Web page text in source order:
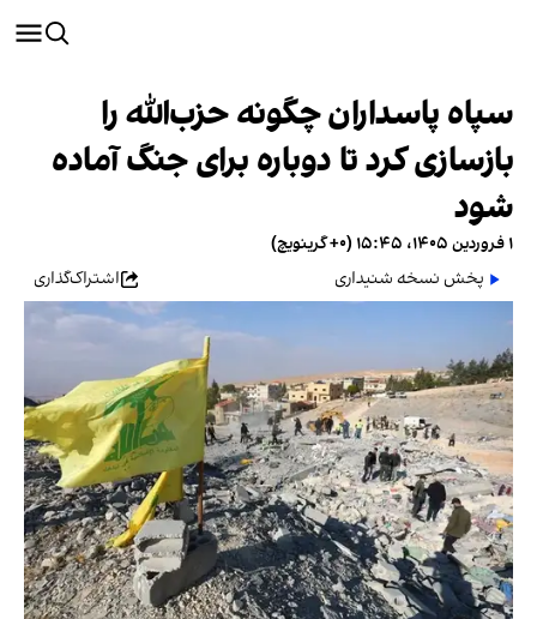
سپاه پاسداران چگونه حزب‌الله را
بازسازی کرد تا دوباره برای جنگ آماده
شود
۱ فروردین ۱۴۰۵، ۱۵:۴۵ (‎+۰ گرینویچ)
پخش نسخه شنیداری
اشتراک‌گذاری